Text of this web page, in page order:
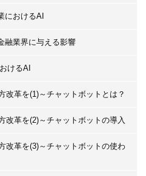
におけるAI
業界に与える影響
けるAI
改革を(1)～チャットボットとは？
改革を(2)～チャットボットの導入
改革を(3)～チャットボットの使わ